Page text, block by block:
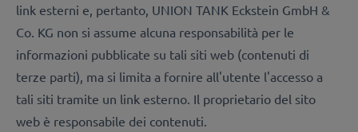
link esterni e, pertanto, UNION TANK Eckstein GmbH &
Co. KG non si assume alcuna responsabilità per le
informazioni pubblicate su tali siti web (contenuti di
terze parti), ma si limita a fornire all'utente l'accesso a
tali siti tramite un link esterno. Il proprietario del sito
web è responsabile dei contenuti.